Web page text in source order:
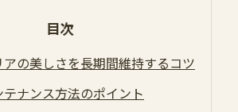
目次
の美しさを長期間維持するコツ
ナンス方法のポイント